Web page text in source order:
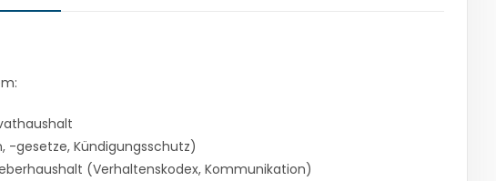
-gesetze, Kündigungsschutz)
(Verhaltenskodex, Kommunikation)